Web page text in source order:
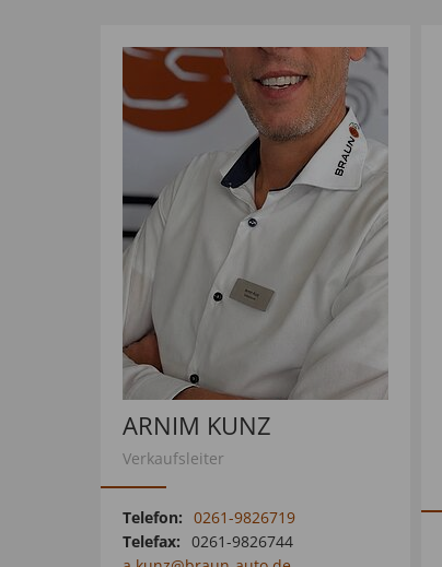
ARNIM KUNZ
Verkaufsleiter
Telefon: 0261-9826719
Telefax: 0261-9826744